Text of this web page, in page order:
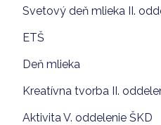
Svetový deň mlieka II.
ETŠ
Deň mlieka
Kreatívna tvorba II.
Aktivita V. oddelenie ŠKD